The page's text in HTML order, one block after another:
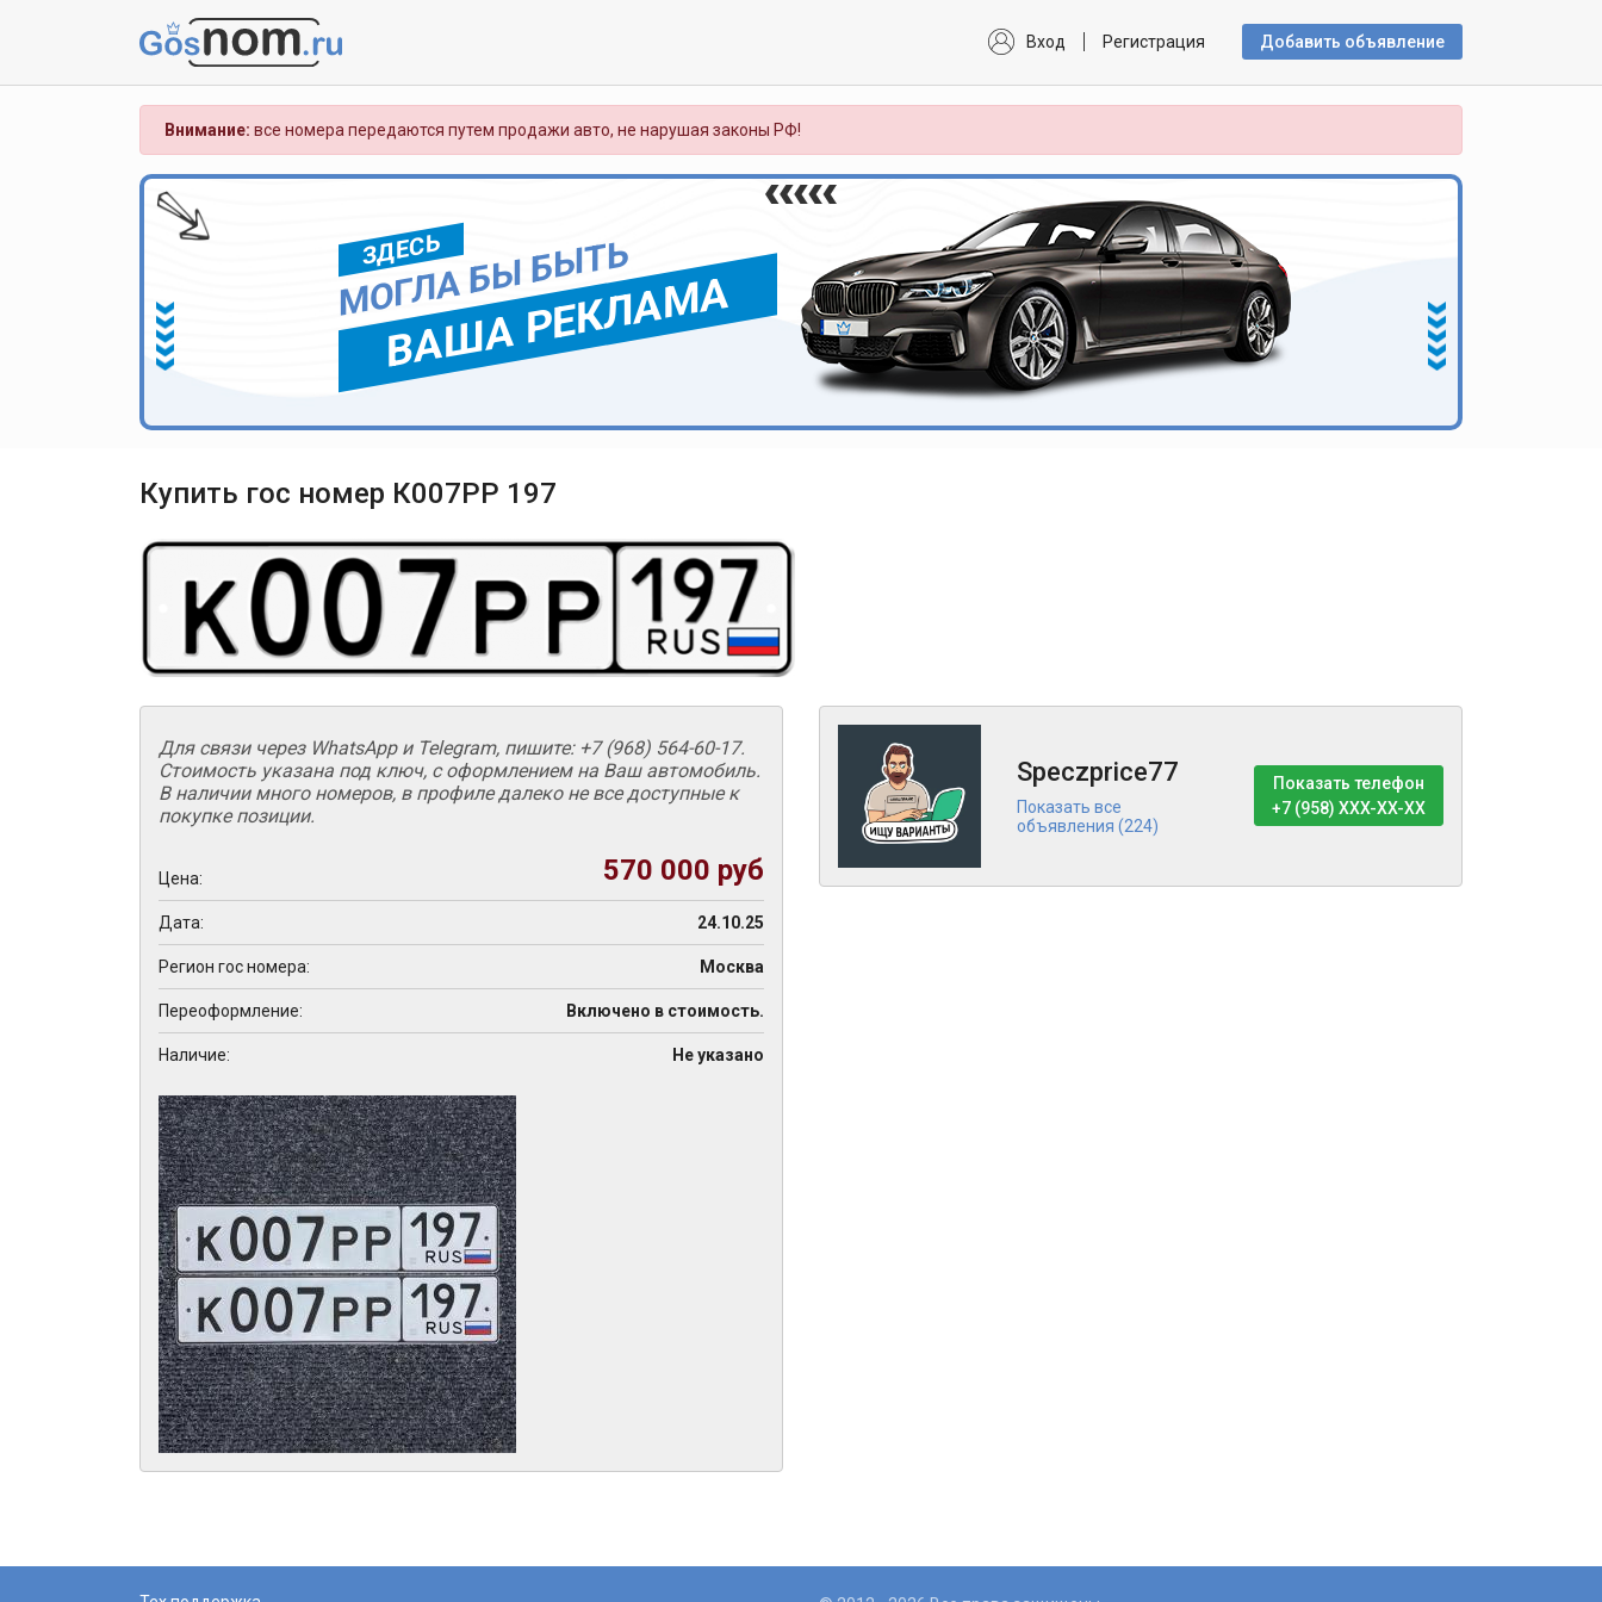
Вход Регистрация Добавить объявлениe
Внимание: все номера передаются путем продажи авто, не нарушая законы РФ!
ЗДЕСЬ
МОГЛА БЫ БЫТЬ
ВАША РЕКЛАМА
Купить гос номер К007РР 197
Для связи через WhatsApp и Telegram, пишите: +7 (968) 564-60-17.
Стоимость указана под ключ, с оформлением на Ваш автомобиль.
В наличии много номеров, в профиле далеко не все доступные к
покупке позиции.
Цена: 570 000 руб
Дата: 24.10.25
Регион гос номера: Москва
Переоформление: Включено в стоимость.
Наличие: Не указано
Speczprice77
Показать все
объявления (224)
Показать телефон
+7 (958) XXX-XX-XX